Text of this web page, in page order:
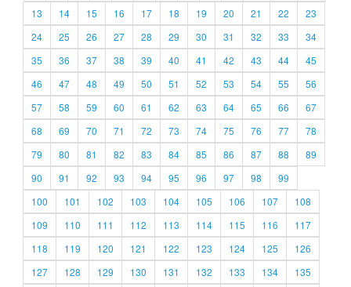
13
14 15 16 17 18 19 20 21 22
23
24
25 26 27 28 29 30 31 32 33
34
35
36 37 38 39 40 41 42 43 44
45
46
47 48 49 50 51 52 53 54 55
56
57
58 59 60 61 62 63 64 65 66
67
68
69 70 71 72 73 74 75 76 77
78
79
80 81 82 83 84 85 86 87 88
89
90
91 92 93 94 95 96 97 98
99
100
101 102 103 104 105 106 107
108
109
110 111 112 113 114 115 116
117
118
119 120 121 122 123 124 125
126
127
128 129 130 131 132 133 134
135